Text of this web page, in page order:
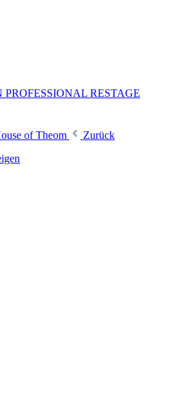
RESTAGE
of Theom
Zurück